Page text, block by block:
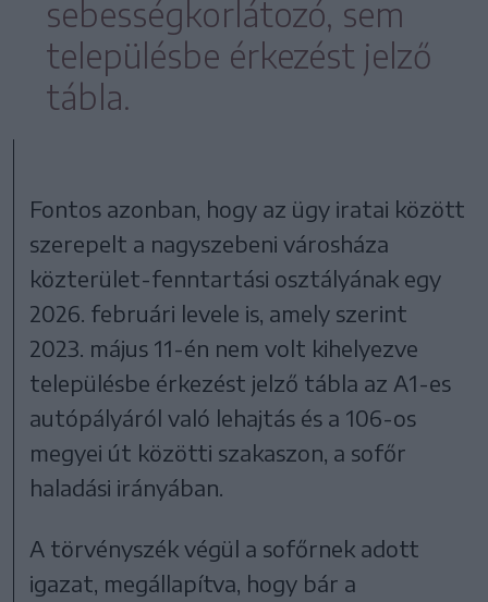
sebességkorlátozó, sem
településbe érkezést jelző
tábla.
Fontos azonban, hogy az ügy iratai között
szerepelt a nagyszebeni városháza
közterület-fenntartási osztályának egy
2026. februári levele is, amely szerint
2023. május 11-én nem volt kihelyezve
településbe érkezést jelző tábla az A1-es
autópályáról való lehajtás és a 106-os
megyei út közötti szakaszon, a sofőr
haladási irányában.
A törvényszék végül a sofőrnek adott
igazat, megállapítva, hogy bár a